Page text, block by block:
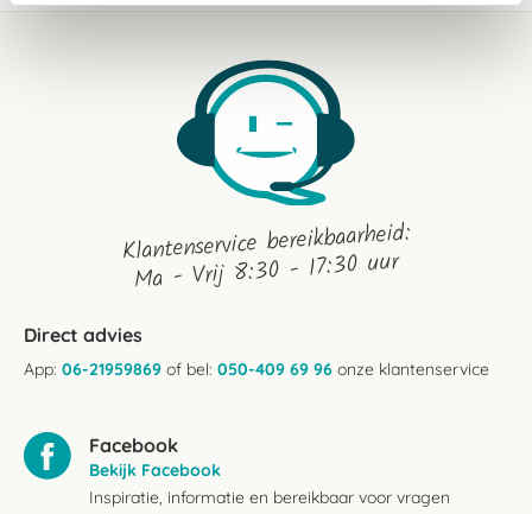
Klantenservice bereikbaarheid:
Ma - Vrij 8:30 - 17:30 uur
Direct advies
App: 06-21959869 of bel: 050-409 69 96 onze klantenservice
Facebook
Bekijk Facebook
Inspiratie, informatie en bereikbaar voor vragen